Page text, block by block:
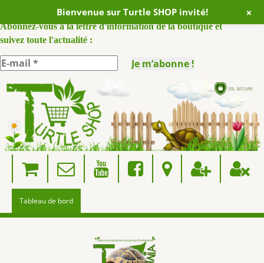
ABONNEZ VOUS A NOTRE NEWSLETTER :
Abonnez-vous à la lettre d'information de la boutique et
suivez toute l'actualité :
Skip
to
content
Tableau de bord
Bienvenue sur Turtle SHOP invité! +